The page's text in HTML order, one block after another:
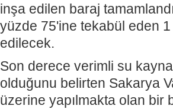
inşa edilen baraj
yüzde 75'ine tekabül eden
edilecek.
Son derece verimli su
olduğunu belirten Sakarya
üzerine yapılmakta olan bir